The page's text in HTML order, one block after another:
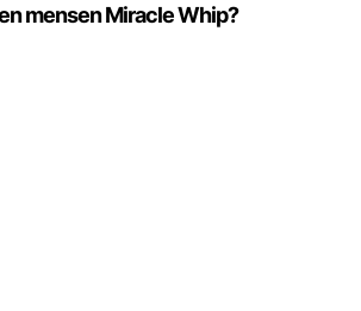
mensen Miracle Whip?